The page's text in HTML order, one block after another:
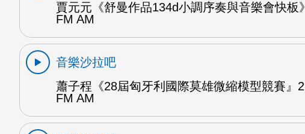
賈元元《舒曼作品134d小調序奏與音樂會快板》
FM AM
音樂沙拉吧
蕭子程《28屆匈牙利國際莫雄微縮模型競賽』2
FM AM